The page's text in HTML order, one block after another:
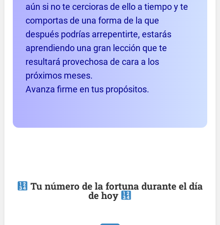
aún si no te cercioras de ello a tiempo y te
comportas de una forma de la que
después podrías arrepentirte, estarás
aprendiendo una gran lección que te
resultará provechosa de cara a los
próximos meses.
Avanza firme en tus propósitos.
Tu número de la fortuna durante el día
de hoy